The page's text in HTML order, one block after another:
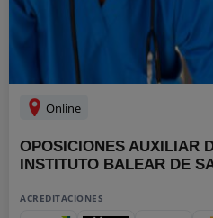
Online
OPOSICIONES AUXILIAR
INSTITUTO BALEAR DE
ACREDITACIONES